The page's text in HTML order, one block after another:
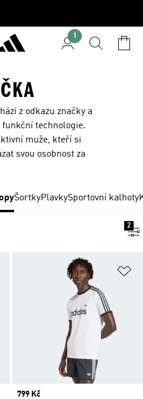
1
z odkazu značky a
technologie.
muže, kteří si
svou osobnost za
ŠortkyPlavkySportovní kalhoty
2
Přidat do seznamu přání
Price
799 Kč